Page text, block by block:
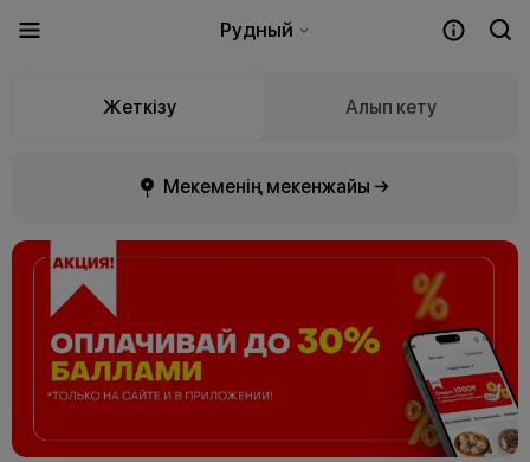
Рудный
Жеткізу Алып кету
Мекеменің мекенжайы →